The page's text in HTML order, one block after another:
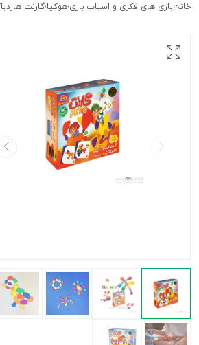
خانه›بازی های فکری و اسباب بازی›هوکیا›گارنت